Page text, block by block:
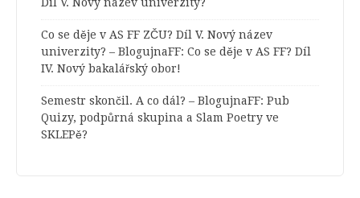
Co se děje v AS FF ZČU? Díl V. Nový název
univerzity? – BlogujnaFF: Co se děje v AS FF? Díl
IV. Nový bakalářský obor!
Semestr skončil. A co dál? – BlogujnaFF: Pub
Quizy, podpůrná skupina a Slam Poetry ve
SKLEPě?